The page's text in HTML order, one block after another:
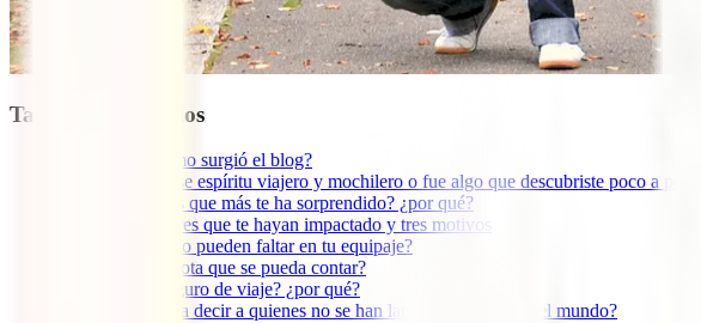
Tabla de contenidos
¿Cuándo y cómo surgió el blog?
¿Naciste con ese espíritu viajero y mochilero o fue algo que descubriste poco a poco?
¿Cuál es el país que más te ha sorprendido? ¿por qué?
Dime tres lugares que te hayan impactado y tres motivos
¿Qué 3 cosas no pueden faltar en tu equipaje?
¿Alguna anécdota que se pueda contar?
¿Viajas con seguro de viaje? ¿por qué?
¿Qué te gustaría decir a quienes no se han lanzado a descubrir el mundo?